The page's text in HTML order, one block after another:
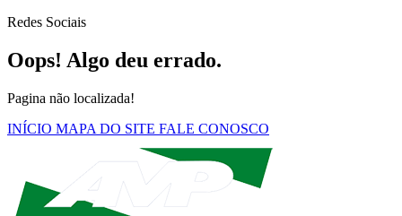
Redes Sociais
Oops! Algo deu errado.
Pagina não localizada!
INÍCIO MAPA DO SITE FALE CONOSCO